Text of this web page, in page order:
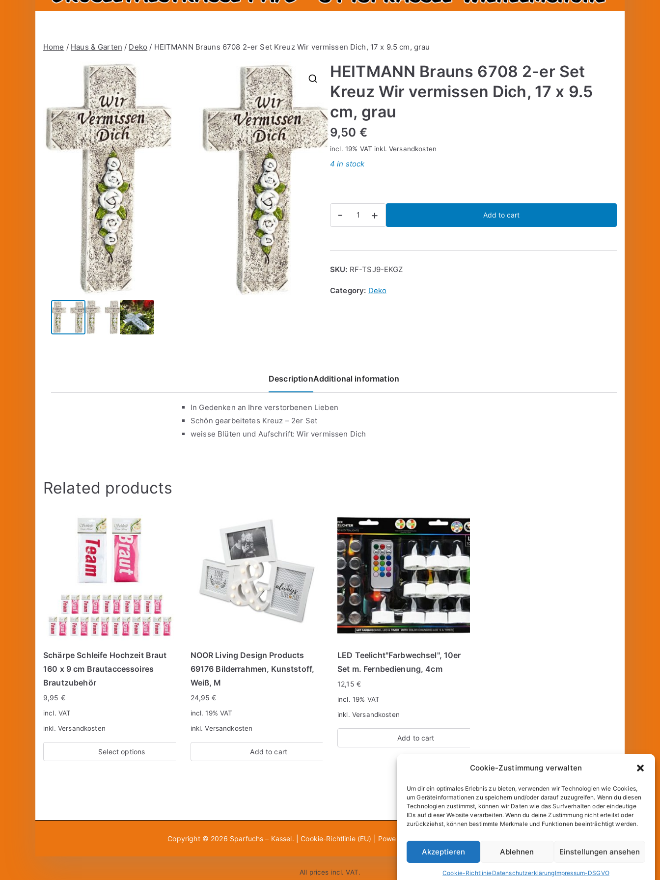
Cookie-Zustimmung verwalten
Um dir ein optimales Erlebnis zu bieten, verwenden wir Technologien wie Cookies,
um Geräteinformationen zu speichern und/oder darauf zuzugreifen. Wenn du diesen
Technologien zustimmst, können wir Daten wie das Surfverhalten oder eindeutige
IDs auf dieser Website verarbeiten. Wenn du deine Zustimmung nicht erteilst oder
zurückziehst, können bestimmte Merkmale und Funktionen beeinträchtigt werden.
Akzeptieren Ablehnen Einstellungen ansehen
Cookie-RichtlinieDatenschutzerklärungImpressum-DSGVO
Home / Haus & Garten / Deko / HEITMANN Brauns 6708 2-er Set Kreuz Wir vermissen Dich, 17 x 9.5 cm, grau
HEITMANN Brauns 6708 2-er Set
Kreuz Wir vermissen Dich, 17 x 9.5
cm, grau
9,50 €
incl. 19% VAT inkl.Versandkosten
4 in stock
-
2-
Kreuz
cm,
grau
quantity
+ Add to cart
SKU: RF-TSJ9-EKGZ
Category: Deko
DescriptionAdditional information
In Gedenken an Ihre verstorbenen Lieben
Schön gearbeitetes Kreuz – 2er Set
weisse Blüten und Aufschrift: Wir vermissen Dich
Related products
Schärpe Schleife Hochzeit Braut
160 x 9 cm Brautaccessoires
Brautzubehör
9,95 €
incl. VAT
inkl. Versandkosten
Select options
NOOR Living Design Products
69176 Bilderrahmen, Kunststoff,
Weiß, M
24,95€
incl. 19% VAT
inkl.Versandkosten
Add to cart
LED Teelicht"Farbwechsel", 10er
Set m. Fernbedienung, 4cm
12,15 €
incl. 19% VAT
inkl. Versandkosten
Add to cart
Copyright © 2026 Sparfuchs – Kassel. |Cookie-Richtlinie (EU) | Powered by
All prices incl. VAT.